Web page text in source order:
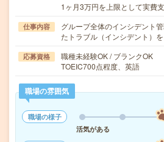
1ヶ月3万円を上限として実費
仕事内容
グループ全体のインシデント
たトラブル（インシデント）
応募資格
職種未経験OK / ブランクOK
TOEIC700点程度、英語
職場の雰囲気
職場の様子
活気がある